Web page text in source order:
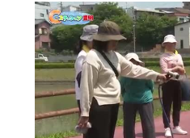
で設定できます。
（GmailやYahooなど
スでも作成可能です）
※マイページへのログ
録はこちらから
※CCNetアプリをご利